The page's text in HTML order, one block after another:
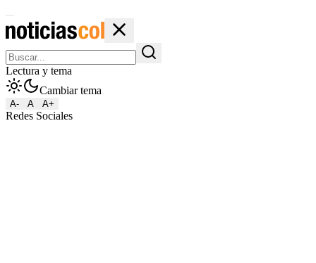
Lectura y tema
Cambiar tema
A- A A+
Redes Sociales